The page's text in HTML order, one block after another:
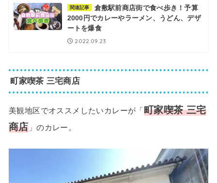
関連記事
倉敷駅前商店街で食べ歩き！予算
2000円でカレーやラーメン、うどん、デザ
ートを爆食
2022.09.23
町家喫茶 三宅商店
美観地区でオススメしたいカレーが「 町家喫茶 三宅
商店」のカレー。